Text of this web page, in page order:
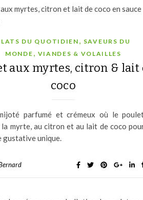
DU QUOTIDIEN , SAVEURS DU
MONDE , VIANDES & VOLAILLES
aux myrtes, citron & lait
coco
parfumé et crémeux où le
la myrte, au citron et au lait de coco
gustative unique.